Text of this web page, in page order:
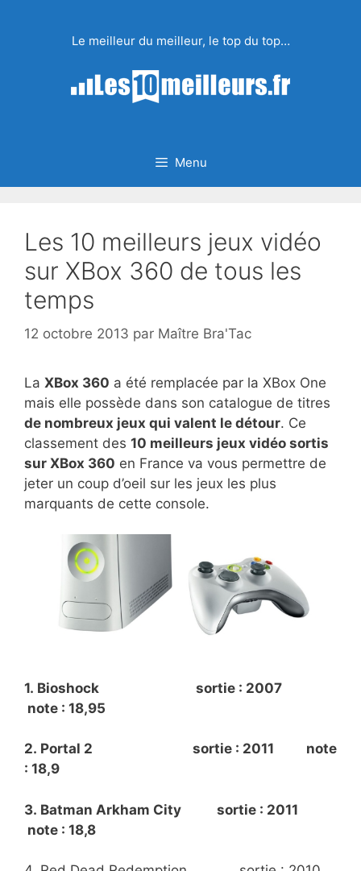
Le meilleur du meilleur, le top du top…
Menu
Les 10 meilleurs jeux vidéo
sur XBox 360 de tous les
temps
12 octobre 2013 par Maître Bra'Tac
La XBox 360 a été remplacée par la XBox One
mais elle possède dans son catalogue de titres
de nombreux jeux qui valent le détour. Ce
classement des 10 meilleurs jeux vidéo sortis
sur XBox 360 en France va vous permettre de
jeter un coup d’oeil sur les jeux les plus
marquants de cette console.
1. Bioshock sortie : 2007
note : 18,95
2. Portal 2 sortie : 2011 note
: 18,9
3. Batman Arkham City sortie : 2011
note : 18,8